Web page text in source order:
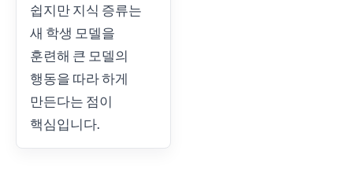
쉽지만 지식 증류는
새 학생 모델을
훈련해 큰 모델의
행동을 따라 하게
만든다는 점이
핵심입니다.